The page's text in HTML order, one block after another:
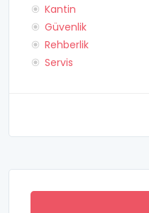
Kantin
Güvenlik
Rehberlik
Servis